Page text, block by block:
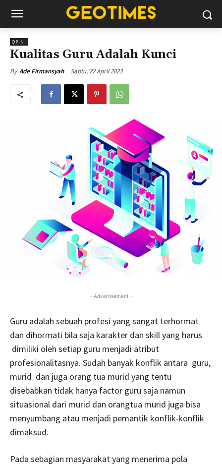
OPINI
Kualitas Guru Adalah Kunci
By Ade Firmansyah Sabtu, 22 April 2023
- Advertisement -
Guru adalah sebuah profesi yang sangat terhormat
dan dihormati bila saja karakter dan skill yang harus
dimiliki oleh setiap guru menjadi atribut
profesionalitasnya. Sudah banyak konflik antara guru,
murid dan juga orang tua murid yang tentu
disebabkan tidak hanya factor guru saja namun
situasional dari murid dan orangtua murid juga bisa
menyumbang atau menjadi pemantik konflik-konflik
dimaksud.
Pada sebagian masyarakat yang menerima pola